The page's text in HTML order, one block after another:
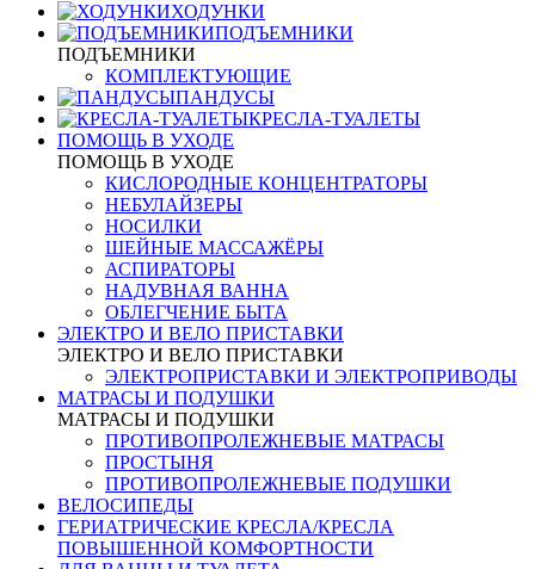
ХОДУНКИ
ПОДЪЕМНИКИ
ПОДЪЕМНИКИ
КОМПЛЕКТУЮЩИЕ
ПАНДУСЫ
КРЕСЛА-ТУАЛЕТЫ
ПОМОЩЬ В УХОДЕ
ПОМОЩЬ В УХОДЕ
КИСЛОРОДНЫЕ КОНЦЕНТРАТОРЫ
НЕБУЛАЙЗЕРЫ
НОСИЛКИ
ШЕЙНЫЕ МАССАЖЁРЫ
АСПИРАТОРЫ
НАДУВНАЯ ВАННА
ОБЛЕГЧЕНИЕ БЫТА
ЭЛЕКТРО И ВЕЛО ПРИСТАВКИ
ЭЛЕКТРО И ВЕЛО ПРИСТАВКИ
ЭЛЕКТРОПРИСТАВКИ И ЭЛЕКТРОПРИВОДЫ
МАТРАСЫ И ПОДУШКИ
МАТРАСЫ И ПОДУШКИ
ПРОТИВОПРОЛЕЖНЕВЫЕ МАТРАСЫ
ПРОСТЫНЯ
ПРОТИВОПРОЛЕЖНЕВЫЕ ПОДУШКИ
ВЕЛОСИПЕДЫ
ГЕРИАТРИЧЕСКИЕ КРЕСЛА/КРЕСЛА
ПОВЫШЕННОЙ КОМФОРТНОСТИ